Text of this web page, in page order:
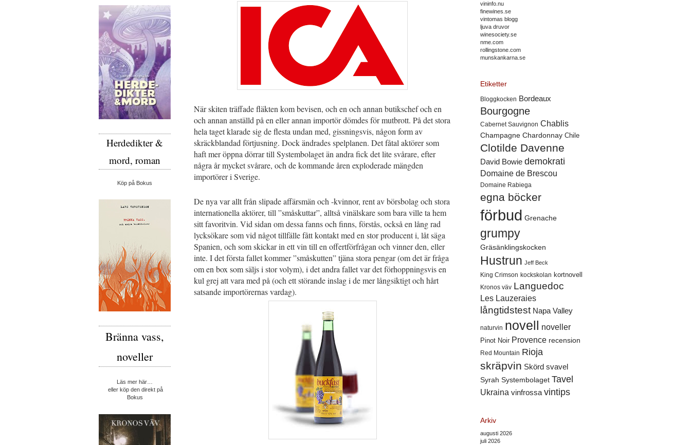
När skiten träffade fläkten kom bevisen, och en och annan butikschef och en
och annan anställd på en eller annan importör dömdes för mutbrott. På det stora
hela taget klarade sig de flesta undan med, gissningsvis, någon form av
skräckblandad förtjusning. Dock ändrades spelplanen. Det fåtal aktörer som
haft mer öppna dörrar till Systembolaget än andra fick det lite svårare, efter
några år mycket svårare, och de kommande åren exploderade mängden
importörer i Sverige.
De nya var allt från slipade affärsmän och -kvinnor, rent av börsbolag och stora
internationella aktörer, till ”småskuttar”, alltså vinälskare som bara ville ta hem
sitt favoritvin. Vid sidan om dessa fanns och finns, förstås, också en lång rad
lycksökare som vid något tillfälle fått kontakt med en stor producent i, låt säga
Spanien, och som skickar in ett vin till en offertförfrågan och vinner den, eller
inte. I det första fallet kommer ”småskutten” tjäna stora pengar (om det är fråga
om en box som säljs i stor volym), i det andra fallet var det förhoppningsvis en
kul grej att vara med på (och ett störande inslag i de mer långsiktigt och hårt
satsande importörernas vardag).
vininfo.nu
finewines.se
vintomas blogg
ljuva druvor
winesociety.se
nme.com
rollingstone.com
munskankarna.se
Etiketter
Bloggkocken Bordeaux
Bourgogne
Cabernet Sauvignon Chablis
Champagne Chardonnay Chile
Clotilde Davenne
David Bowie demokrati
Domaine de Brescou
Domaine Rabiega
egna böcker
förbud Grenache
grumpy
Gräsänklingskocken
Hustrun Jeff Beck
King Crimson kockskolan kortnovell
Kronos väv Languedoc
Les Lauzeraies
långtidstest Napa Valley
naturvin novell noveller
Pinot Noir Provence recension
Red Mountain Rioja
skräpvin Skörd svavel
Syrah Systembolaget Tavel
Ukraina vinfrossa vintips
Arkiv
augusti 2026
juli 2026
Herdedikter &
mord, roman
Köp på Bokus
Bränna vass,
noveller
Läs mer här…
eller köp den direkt på
Bokus